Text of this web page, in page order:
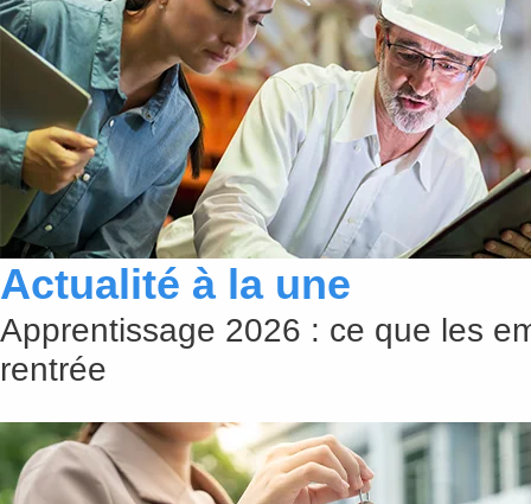
Actualité à la une
Apprentissage 2026 : ce que les
rentrée